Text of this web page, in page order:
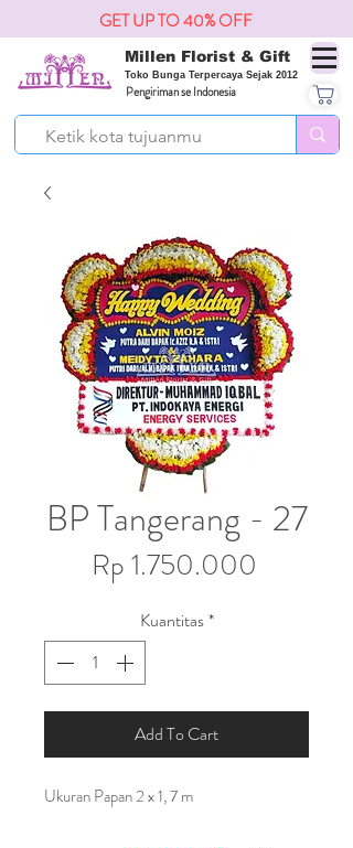
Millen Florist & Gift
Toko Bunga Terpercaya Sejak 2012
Pengiriman se Indonesia
GET UP TO 40% OFF
BP Tangerang - 27
Rp 1.750.000
Kuantitas*
Add To Cart
Ukuran Papan 2 x 1, 7 m